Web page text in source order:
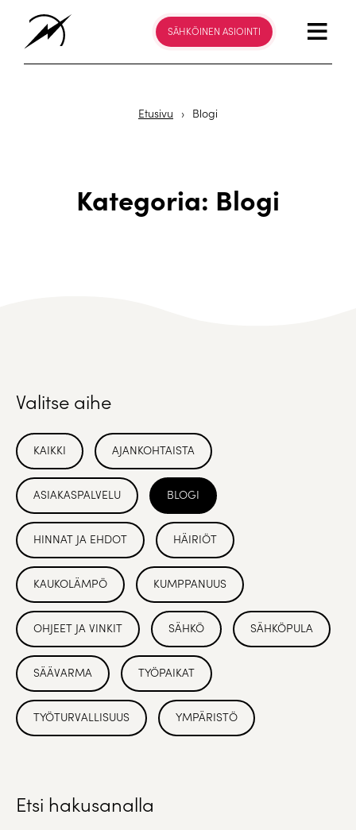
SÄHKÖINEN ASIOINTI
Etusivu › Blogi
Kategoria: Blogi
Valitse aihe
KAIKKI AJANKOHTAISTA
ASIAKASPALVELU BLOGI
HINNAT JA EHDOT HÄIRIÖT
KAUKOLÄMPÖ KUMPPANUUS
OHJEET JA VINKIT SÄHKÖ SÄHKÖPULA
SÄÄVARMA TYÖPAIKAT
TYÖTURVALLISUUS YMPÄRISTÖ
Etsi hakusanalla